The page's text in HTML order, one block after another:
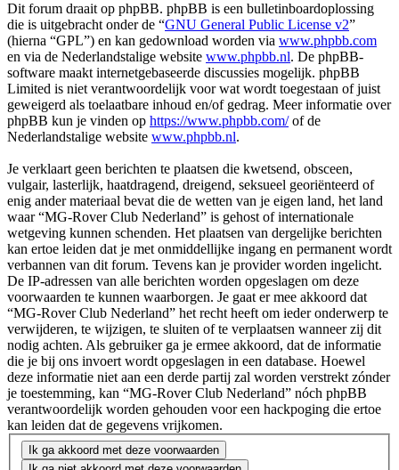
Dit forum draait op phpBB. phpBB is een bulletinboardoplossing
die is uitgebracht onder de “GNU General Public License v2”
(hierna “GPL”) en kan gedownload worden via www.phpbb.com
en via de Nederlandstalige website www.phpbb.nl. De phpBB-
software maakt internetgebaseerde discussies mogelijk. phpBB
Limited is niet verantwoordelijk voor wat wordt toegestaan of juist
geweigerd als toelaatbare inhoud en/of gedrag. Meer informatie over
phpBB kun je vinden op https://www.phpbb.com/of de
Nederlandstalige website www.phpbb.nl.
Je verklaart geen berichten te plaatsen die kwetsend, obsceen,
vulgair, lasterlijk, haatdragend, dreigend, seksueel georiënteerd of
enig ander materiaal bevat die de wetten van je eigen land, het land
waar “MG-Rover Club Nederland” is gehost of internationale
wetgeving kunnen schenden. Het plaatsen van dergelijke berichten
kan ertoe leiden dat je met onmiddellijke ingang en permanent wordt
verbannen van dit forum. Tevens kan je provider worden ingelicht.
De IP-adressen van alle berichten worden opgeslagen om deze
voorwaarden te kunnen waarborgen. Je gaat er mee akkoord dat
“MG-Rover Club Nederland” het recht heeft om ieder onderwerp te
verwijderen, te wijzigen, te sluiten of te verplaatsen wanneer zij dit
nodig achten. Als gebruiker ga je ermee akkoord, dat de informatie
die je bij ons invoert wordt opgeslagen in een database. Hoewel
deze informatie niet aan een derde partij zal worden verstrekt zónder
je toestemming, kan “MG-Rover Club Nederland” nóch phpBB
verantwoordelijk worden gehouden voor een hackpoging die ertoe
kan leiden dat de gegevens vrijkomen.